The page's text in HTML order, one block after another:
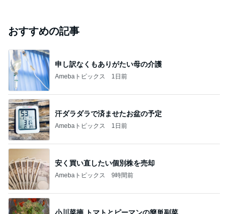
おすすめの記事
申し訳なくもありがたい母の介護
Amebaトピックス 1日前
汗ダラダラで済ませたお盆の予定
Amebaトピックス 1日前
安く買い直したい個別株を売却
Amebaトピックス 9時間前
小川菜摘 トマトとピーマンの簡単副菜